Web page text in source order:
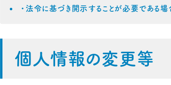
・法令に基づき開示することが必要である場
個人情報の変更等